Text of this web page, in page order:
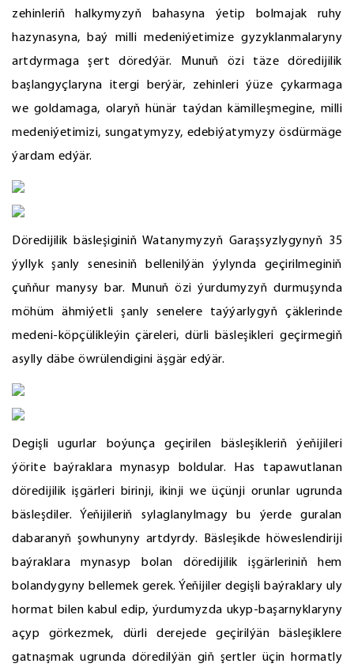
zehinleriň halkymyzyň bahasyna ýetip bolmajak ruhy
hazynasyna, baý milli medeniýetimize gyzyklanmalaryny
artdyrmaga şert döredýär. Munuň özi täze döredijilik
başlangyçlaryna itergi berýär, zehinleri ýüze çykarmaga
we goldamaga, olaryň hünär taýdan kämilleşmegine, milli
medeniýetimizi, sungatymyzy, edebiýatymyzy ösdürmäge
ýardam edýär.
Döredijilik bäsleşiginiň Watanymyzyň Garaşsyzlygynyň 35
ýyllyk şanly senesiniň bellenilýän ýylynda geçirilmeginiň
çuňňur manysy bar. Munuň özi ýurdumyzyň durmuşynda
möhüm ähmiýetli şanly senelere taýýarlygyň çäklerinde
medeni-köpçülikleýin çäreleri, dürli bäsleşikleri geçirmegiň
asylly däbe öwrülendigini äşgär edýär.
Degişli ugurlar boýunça geçirilen bäsleşikleriň ýeňijileri
ýörite baýraklara mynasyp boldular. Has tapawutlanan
döredijilik işgärleri birinji, ikinji we üçünji orunlar ugrunda
bäsleşdiler. Ýeňijileriň sylaglanylmagy bu ýerde guralan
dabaranyň şowhunyny artdyrdy. Bäsleşikde höweslendiriji
baýraklara mynasyp bolan döredijilik işgärleriniň hem
bolandygyny bellemek gerek. Ýeňijiler degişli baýraklary uly
hormat bilen kabul edip, ýurdumyzda ukyp-başarnyklaryny
açyp görkezmek, dürli derejede geçirilýän bäsleşiklere
gatnaşmak ugrunda döredilýän giň şertler üçin hormatly